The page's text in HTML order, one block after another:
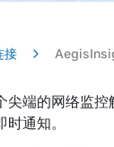
接
端的网络监控
通知。